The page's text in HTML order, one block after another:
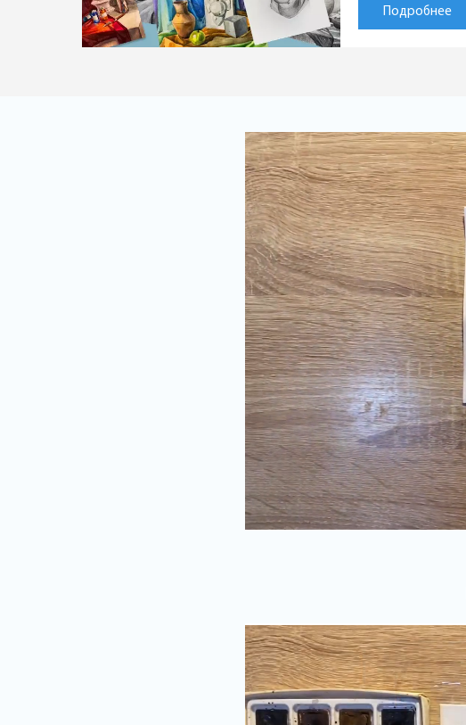
Подробнее